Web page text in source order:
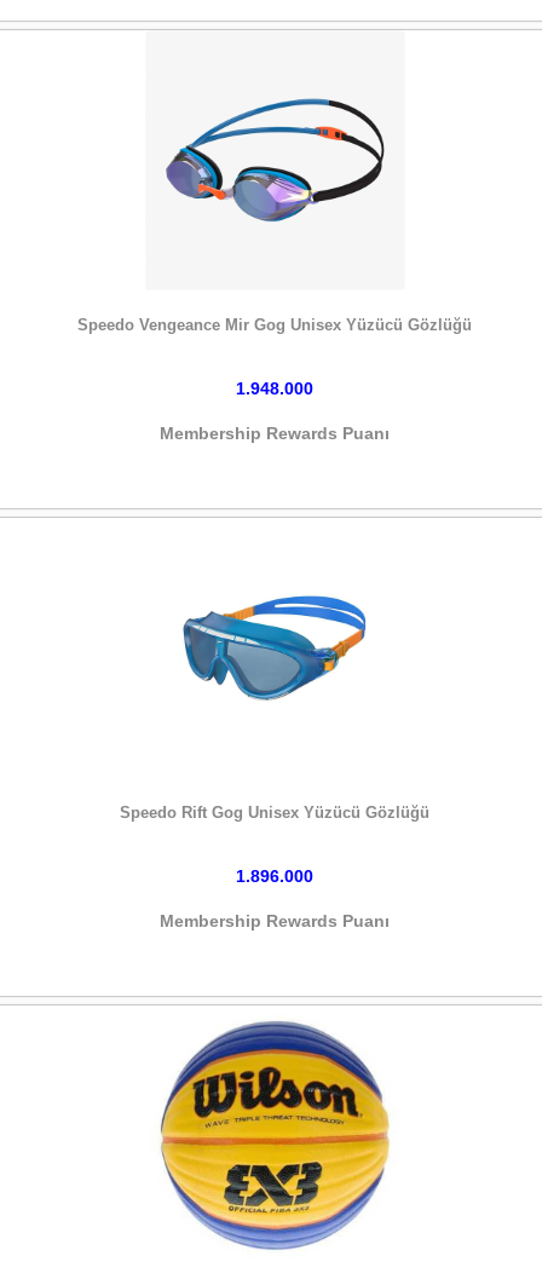
Speedo Vengeance Mir Gog Unisex Yüzücü Gözlüğü
1.948.000
Membership Rewards Puanı
Speedo Rift Gog Unisex Yüzücü Gözlüğü
1.896.000
Membership Rewards Puanı